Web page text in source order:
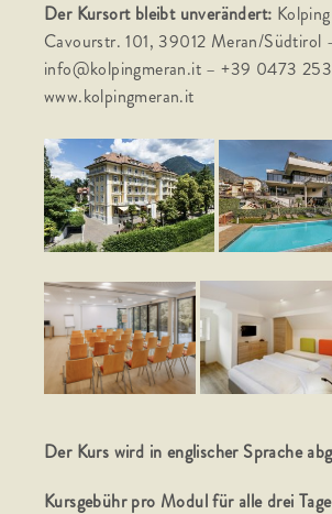
Der Kursort bleibt unverändert:
Cavourstr. 101, 39012 Meran/Südtirol
info@kolpingmeran.it – +39 0473
www.kolpingmeran.it
Der Kurs wird in englischer Sprache
Kursgebühr pro Modul für alle drei